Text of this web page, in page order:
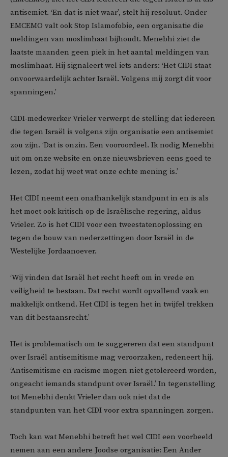
antisemiet. ‘En dat is niet waar’, stelt hij resoluut. Onder
EMCEMO valt ook Stop Islamofobie, een organisatie die
meldingen van moslimhaat bijhoudt. Menebhi ziet de
laatste maanden geen piek in het aantal meldingen van
moslimhaat. Hij signaleert wel iets anders: ‘Het CIDI staat
onvoorwaardelijk achter Israël. Volgens mij zorgt dit voor
spanningen.’
CIDI-medewerker Vrieler verwerpt de stelling dat iedereen
die tegen Israël is volgens zijn organisatie een antisemiet
zou zijn. ‘Dat is onzin. Een vooroordeel. Ik nodig Menebhi
uit om onze website en onze nieuwsbrieven eens goed te
lezen, zodat hij weet wat onze echte mening is.’
Het CIDI neemt een onafhankelijk standpunt in en is als
het moet ook kritisch op de Israëlische regering, aldus
Vrieler. Zo is het CIDI voor een tweestatenoplossing en
tegen de bouw van nederzettingen door Israël in de
Westelijke Jordaanoever.
‘Wij vinden dat Israël het recht heeft om in vrede en
veiligheid te bestaan. Dat recht wordt opvallend vaak en
makkelijk ontkend. Het CIDI is tegen het in twijfel trekken
van dit bestaansrecht.’
Het is problematisch om te suggereren dat een standpunt
over Israël antisemitisme mag veroorzaken, redeneert hij.
‘Antisemitisme en racisme mogen niet getolereerd worden,
ongeacht iemands standpunt over Israël.’ In tegenstelling
tot Menebhi denkt Vrieler dan ook niet dat de
standpunten van het CIDI voor extra spanningen zorgen.
Toch kan wat Menebhi betreft het wel CIDI een voorbeeld
nemen aan een andere Joodse organisatie: Een Ander